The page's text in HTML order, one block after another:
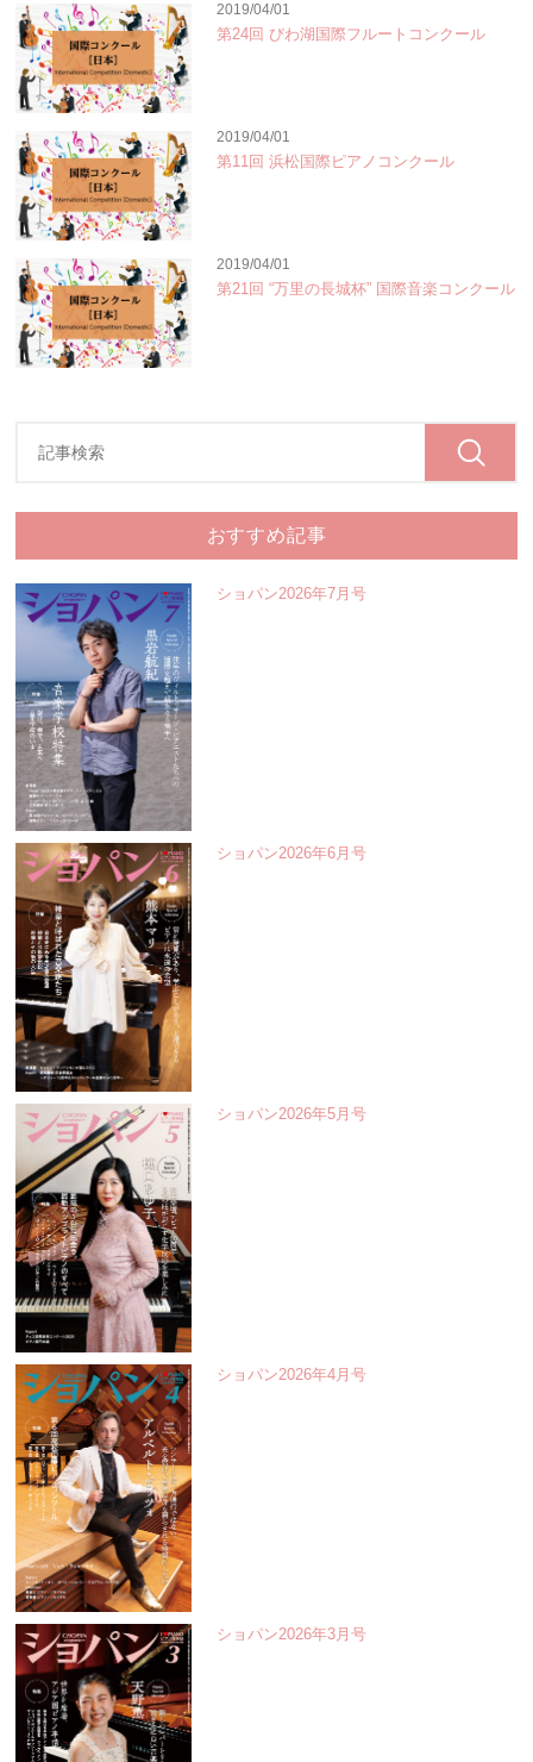
2019/04/01
第24回 びわ湖国際フルートコンクール
2019/04/01
第11回 浜松国際ピアノコンクール
2019/04/01
第21回 “万里の長城杯” 国際音楽コンクール
おすすめ記事
ショパン2026年7月号
ショパン2026年6月号
ショパン2026年5月号
ショパン2026年4月号
ショパン2026年3月号